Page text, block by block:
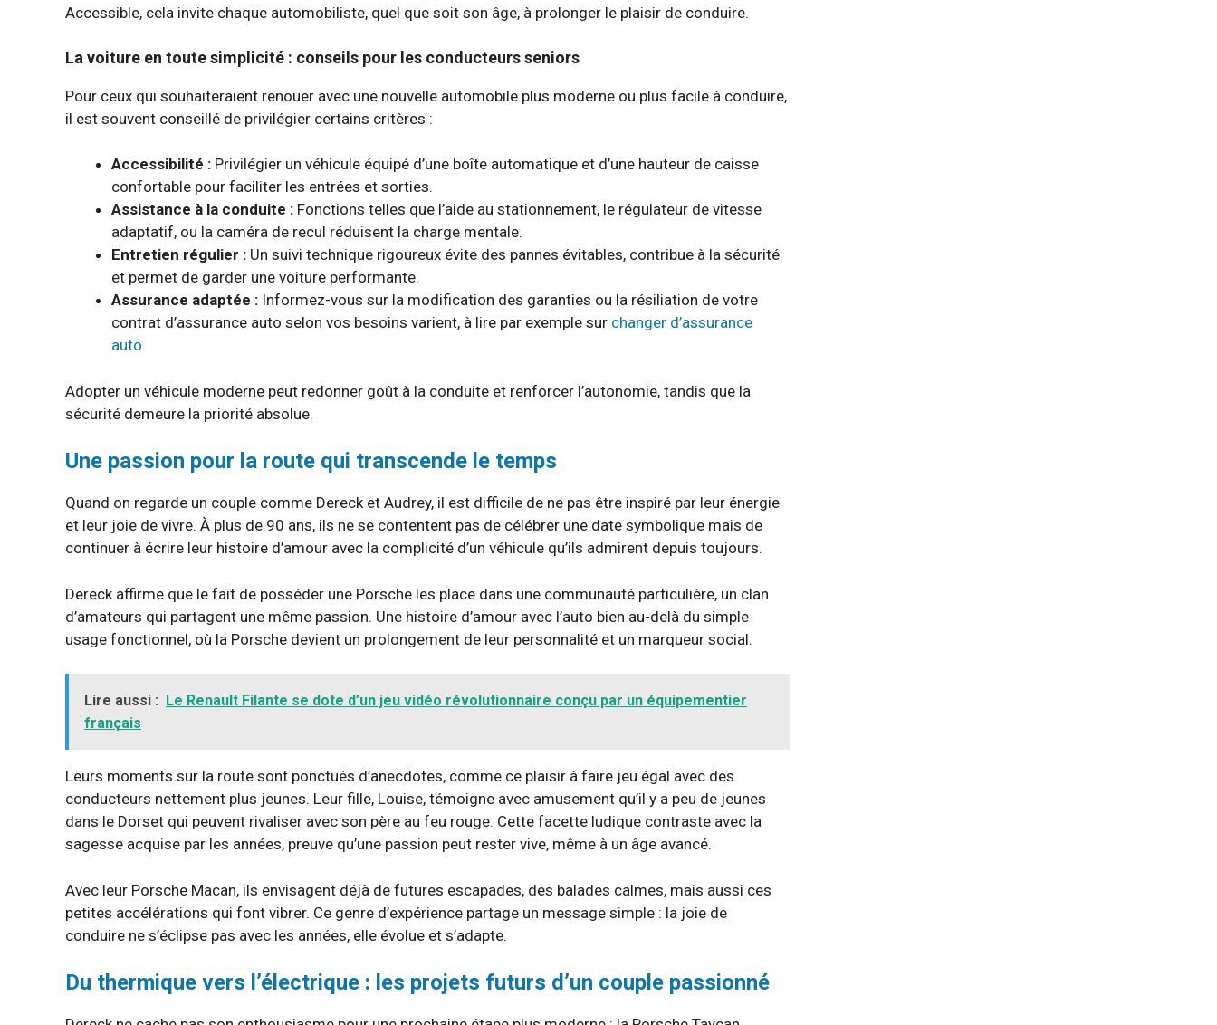
Accessible, cela invite chaque automobiliste, quel que soit son âge, à prolonger le plaisir de conduire.
La voiture en toute simplicité : conseils pour les conducteurs seniors
Pour ceux qui souhaiteraient renouer avec une nouvelle automobile plus moderne ou plus facile à conduire,
il est souvent conseillé de privilégier certains critères :
Accessibilité : Privilégier un véhicule équipé d’une boîte automatique et d’une hauteur de caisse
confortable pour faciliter les entrées et sorties.
Assistance à la conduite : Fonctions telles que l’aide au stationnement, le régulateur de vitesse
adaptatif, ou la caméra de recul réduisent la charge mentale.
Entretien régulier : Un suivi technique rigoureux évite des pannes évitables, contribue à la sécurité
et permet de garder une voiture performante.
Assurance adaptée : Informez-vous sur la modification des garanties ou la résiliation de votre
contrat d’assurance auto selon vos besoins varient, à lire par exemple sur changer d’assurance
auto.
Adopter un véhicule moderne peut redonner goût à la conduite et renforcer l’autonomie, tandis que la
sécurité demeure la priorité absolue.
Une passion pour la route qui transcende le temps
Quand on regarde un couple comme Dereck et Audrey, il est difficile de ne pas être inspiré par leur énergie
et leur joie de vivre. À plus de 90 ans, ils ne se contentent pas de célébrer une date symbolique mais de
continuer à écrire leur histoire d’amour avec la complicité d’un véhicule qu’ils admirent depuis toujours.
Dereck affirme que le fait de posséder une Porsche les place dans une communauté particulière, un clan
d’amateurs qui partagent une même passion. Une histoire d’amour avec l’auto bien au-delà du simple
usage fonctionnel, où la Porsche devient un prolongement de leur personnalité et un marqueur social.
Lire aussi : Le Renault Filante se dote d’un jeu vidéo révolutionnaire conçu par un équipementier
français
Leurs moments sur la route sont ponctués d’anecdotes, comme ce plaisir à faire jeu égal avec des
conducteurs nettement plus jeunes. Leur fille, Louise, témoigne avec amusement qu’il y a peu de jeunes
dans le Dorset qui peuvent rivaliser avec son père au feu rouge. Cette facette ludique contraste avec la
sagesse acquise par les années, preuve qu’une passion peut rester vive, même à un âge avancé.
Avec leur Porsche Macan, ils envisagent déjà de futures escapades, des balades calmes, mais aussi ces
petites accélérations qui font vibrer. Ce genre d’expérience partage un message simple : la joie de
conduire ne s’éclipse pas avec les années, elle évolue et s’adapte.
Du thermique vers l’électrique : les projets futurs d’un couple passionné